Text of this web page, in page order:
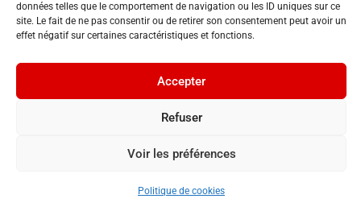
données telles que le comportement de navigation ou les ID uniques sur ce
site. Le fait de ne pas consentir ou de retirer son consentement peut avoir un
effet négatif sur certaines caractéristiques et fonctions.
Accepter
Refuser
Voir les préférences
Politique de cookies